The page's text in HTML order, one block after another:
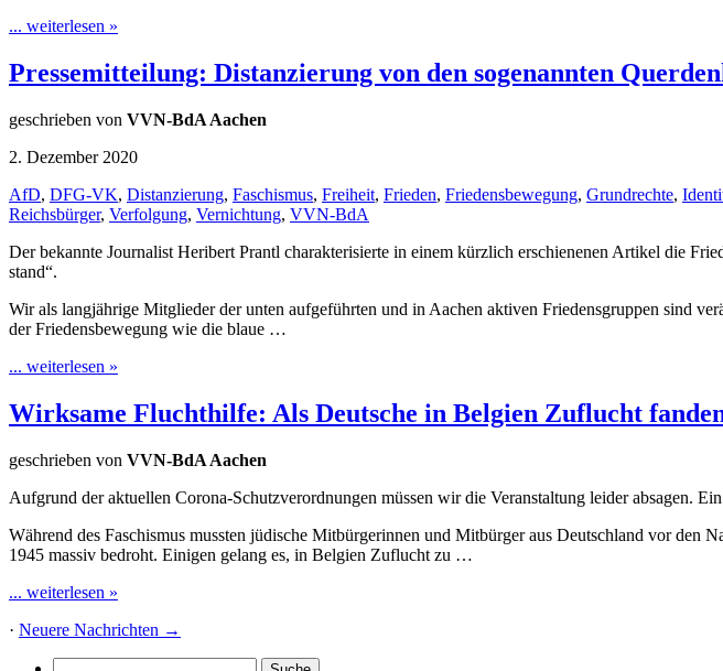
... weiterlesen »
Pressemitteilung: Distanzierung von den sogenannten
geschrieben von VVN-BdA Aachen
2. Dezember 2020
AfD, DFG-VK, Distanzierung, Faschismus, Freiheit, Frieden, Friedensbewegung, Grundrechte,
Reichsbürger, Verfolgung, Vernichtung, VVN-BdA
Der bekannte Journalist Heribert Prantl charakterisierte in einem kürzlich erschienenen Artikel die
stand“.
Wir als langjährige Mitglieder der unten aufgeführten und in Aachen aktiven Friedensgruppen sind
der Friedensbewegung wie die blaue …
... weiterlesen »
Wirksame Fluchthilfe: Als Deutsche in Belgien Zuflucht
geschrieben von VVN-BdA Aachen
Aufgrund der aktuellen Corona-Schutzverordnungen müssen wir die Veranstaltung leider absagen.
Während des Faschismus mussten jüdische Mitbürgerinnen und Mitbürger aus Deutschland vor
1945 massiv bedroht. Einigen gelang es, in Belgien Zuflucht zu …
... weiterlesen »
· Neuere Nachrichten →